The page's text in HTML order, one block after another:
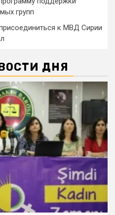
групп
к МВД Сирии
ДНЯ